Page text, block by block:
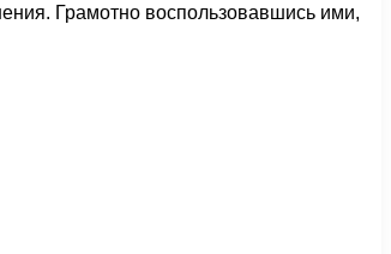
Грамотно воспользовавшись ими,